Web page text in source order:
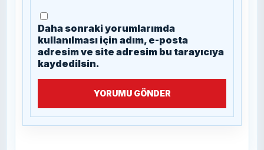
Daha sonraki yorumlarımda
kullanılması için adım, e-posta
adresim ve site adresim bu tarayıcıya
kaydedilsin.
YORUMU GÖNDER